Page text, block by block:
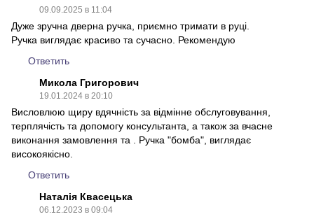
09.09.2025 в 11:04
Дуже зручна дверна ручка, приємно тримати в руці.
Ручка виглядає красиво та сучасно. Рекомендую
Ответить
Микола Григорович
19.01.2024 в 20:10
Висловлюю щиру вдячність за відмінне обслуговування,
терплячість та допомогу консультанта, а також за вчасне
виконання замовлення та . Ручка "бомба", виглядає
високоякісно.
Ответить
Наталія Квасецька
06.12.2023 в 09:04